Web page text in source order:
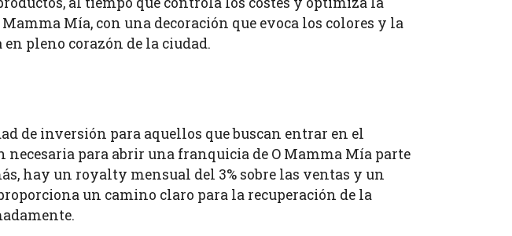
Mía, con una decoración que evoca los colores y la
pleno corazón de la ciudad.
de inversión para aquellos que buscan entrar en el
para abrir una franquicia de O Mamma Mía parte
hay un royalty mensual del 3% sobre las ventas y un
un camino claro para la recuperación de la